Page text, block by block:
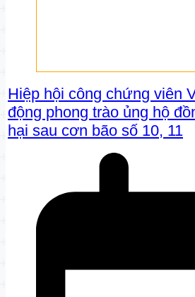
Hiệp hội công chứng viên
động phong trào ủng hộ
hại sau cơn bão số 10, 11